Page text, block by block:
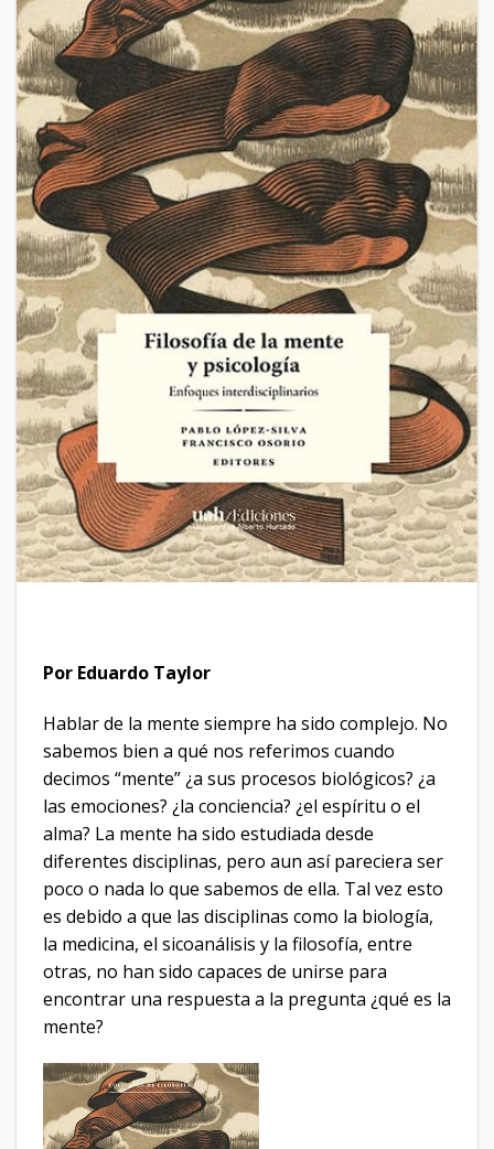
Por Eduardo Taylor
Hablar de la mente siempre ha sido complejo. No
sabemos bien a qué nos referimos cuando
decimos “mente” ¿a sus procesos biológicos? ¿a
las emociones? ¿la conciencia? ¿el espíritu o el
alma? La mente ha sido estudiada desde
diferentes disciplinas, pero aun así pareciera ser
poco o nada lo que sabemos de ella. Tal vez esto
es debido a que las disciplinas como la biología,
la medicina, el sicoanálisis y la filosofía, entre
otras, no han sido capaces de unirse para
encontrar una respuesta a la pregunta ¿qué es la
mente?